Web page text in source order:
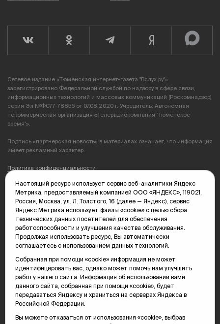
Сетевое издание «Тюменская интернет-газета "Вслух.ру"»
зарегистрировано Федеральной службой по надзору в сфере связи,
информационных технологий и массовых коммуникаций (Роскомнадзор),
серия Эл №ФС77-78856 от 07.08.2020 г. Учредитель: Автономная
некоммерческая организация «Телерадиокомпания "Тюменское
время"».
Подпись «партнерская новость» в материалах означает, что информация
имеет рекламный характер.
Политика конфиденциальности
Редакция: 625035, Тюмень, пр. Геологоразведчиков, 28А
(3452) 68-89-05
edit@vsluh.ru
Главный редактор: Панкина Т.Ю.
kika@vsluh.ru
По вопросам рекламы:
(3452) 68-89-78
kotovaev@sibinformburo.ru
mim@vsluh.ru
Настоящий ресурс использует сервис веб-аналитики Яндекс
Метрика, предоставляемый компанией ООО «ЯНДЕКС», 119021,
Россия, Москва, ул. Л. Толстого, 16 (далее — Яндекс), сервис
Яндекс Метрика использует файлы «cookie» с целью сбора
технических данных посетителей для обеспечения
работоспособности и улучшения качества обслуживания.
Продолжая использовать ресурс, Вы автоматически
соглашаетесь с использованием данных технологий.
Собранная при помощи «cookie» информация не может
идентифицировать вас, однако может помочь нам улучшить
работу нашего сайта. Информация об использовании вами
данного сайта, собранная при помощи «cookie», будет
передаваться Яндексу и храниться на серверах Яндекса в
Российской Федерации.
Вы можете отказаться от использования «cookie», выбрав